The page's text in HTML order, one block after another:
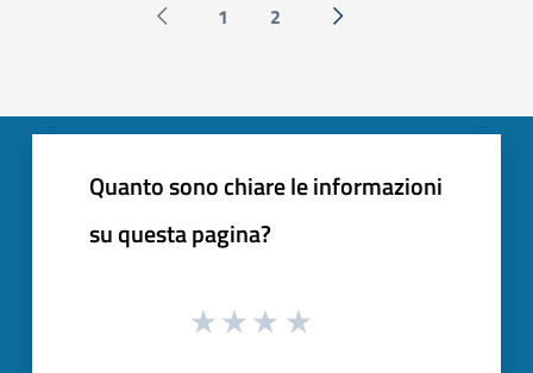
Pagina precedente
1 2 Successiva »
Quanto sono chiare le informazioni
su questa pagina?